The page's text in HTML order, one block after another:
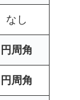
なし
円周角
円周角